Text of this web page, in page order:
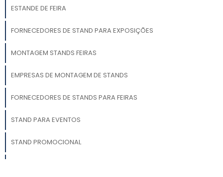
ESTANDE DE FEIRA
FORNECEDORES DE STAND PARA EXPOSIÇÕES
MONTAGEM STANDS FEIRAS
EMPRESAS DE MONTAGEM DE STANDS
FORNECEDORES DE STANDS PARA FEIRAS
STAND PARA EVENTOS
STAND PROMOCIONAL